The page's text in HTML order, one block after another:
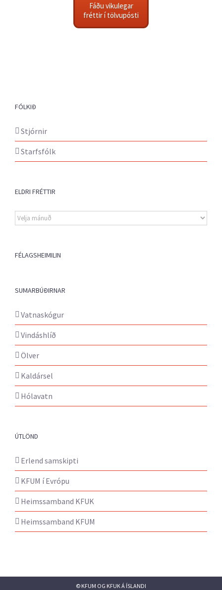
Fáðu vikulegar
fréttir í tölvupósti
FÓLKIÐ
Stjórnir
Starfsfólk
ELDRI FRÉTTIR
Eldri
fréttir
FÉLAGSHEIMILIN
SUMARBÚÐIRNAR
Vatnaskógur
Vindáshlíð
Ölver
Kaldársel
Hólavatn
ÚTLÖND
Erlend samskipti
KFUM í Evrópu
Heimssamband KFUK
Heimssamband KFUM
© KFUM OG KFUK Á ÍSLANDI